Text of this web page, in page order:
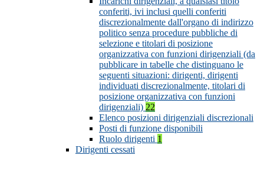
conferiti, ivi inclusi quelli conferiti
discrezionalmente dall'organo di indirizzo
politico senza procedure pubbliche di
selezione e titolari di posizione
organizzativa con funzioni dirigenziali (da
pubblicare in tabelle che distinguano le
seguenti situazioni: dirigenti, dirigenti
individuati discrezionalmente, titolari di
posizione organizzativa con funzioni
dirigenziali) 22
Elenco posizioni dirigenziali discrezionali
Posti di funzione disponibili
Ruolo dirigenti 1
Dirigenti cessati